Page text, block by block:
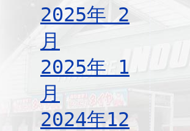
2025年 2
月
2025年 1
月
2024年12